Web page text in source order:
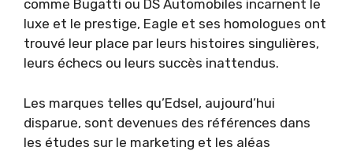
comme Bugatti ou DS Automobiles incarnent le
luxe et le prestige, Eagle et ses homologues ont
trouvé leur place par leurs histoires singulières,
leurs échecs ou leurs succès inattendus.
Les marques telles qu’Edsel, aujourd’hui
disparue, sont devenues des références dans
les études sur le marketing et les aléas